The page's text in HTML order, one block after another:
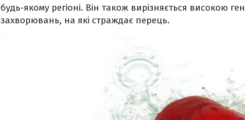
будь-якому регіоні. Він також вирізняється високою
захворювань, на які страждає перець.